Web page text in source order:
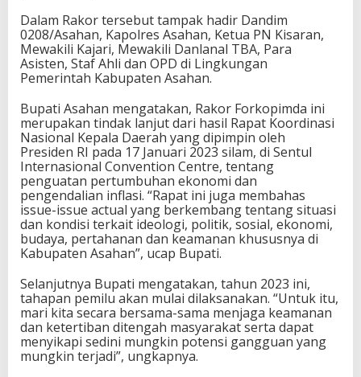
Dalam Rakor tersebut tampak hadir Dandim
0208/Asahan, Kapolres Asahan, Ketua PN Kisaran,
Mewakili Kajari, Mewakili Danlanal TBA, Para
Asisten, Staf Ahli dan OPD di Lingkungan
Pemerintah Kabupaten Asahan.
Bupati Asahan mengatakan, Rakor Forkopimda ini
merupakan tindak lanjut dari hasil Rapat Koordinasi
Nasional Kepala Daerah yang dipimpin oleh
Presiden RI pada 17 Januari 2023 silam, di Sentul
Internasional Convention Centre, tentang
penguatan pertumbuhan ekonomi dan
pengendalian inflasi. “Rapat ini juga membahas
issue-issue actual yang berkembang tentang situasi
dan kondisi terkait ideologi, politik, sosial, ekonomi,
budaya, pertahanan dan keamanan khususnya di
Kabupaten Asahan”, ucap Bupati.
Selanjutnya Bupati mengatakan, tahun 2023 ini,
tahapan pemilu akan mulai dilaksanakan. “Untuk itu,
mari kita secara bersama-sama menjaga keamanan
dan ketertiban ditengah masyarakat serta dapat
menyikapi sedini mungkin potensi gangguan yang
mungkin terjadi”, ungkapnya.